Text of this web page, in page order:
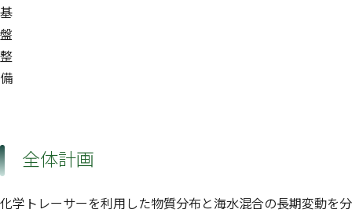
基
盤
整
備
全体計画
化学トレーサーを利用した物質分布と海水混合の長期変動を分